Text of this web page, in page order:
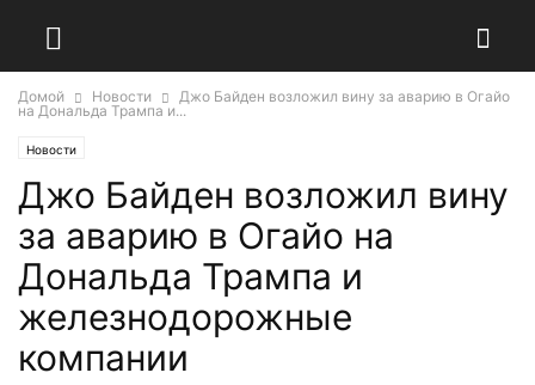
Домой Новости
Джо Байден возложил вину за аварию в Огайо
на Дональда Трампа и...
Новости
Джо Байден возложил вину
за аварию в Огайо на
Дональда Трампа и
железнодорожные
компании